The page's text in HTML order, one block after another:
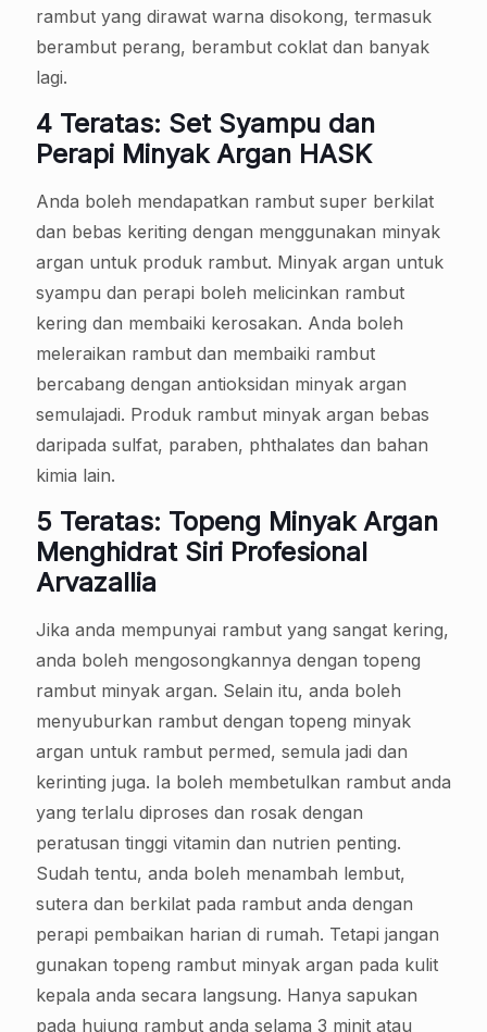
rambut yang dirawat warna disokong, termasuk
berambut perang, berambut coklat dan banyak
lagi.
4 Teratas: Set Syampu dan
Perapi Minyak Argan HASK
Anda boleh mendapatkan rambut super berkilat
dan bebas keriting dengan menggunakan minyak
argan untuk produk rambut. Minyak argan untuk
syampu dan perapi boleh melicinkan rambut
kering dan membaiki kerosakan. Anda boleh
meleraikan rambut dan membaiki rambut
bercabang dengan antioksidan minyak argan
semulajadi. Produk rambut minyak argan bebas
daripada sulfat, paraben, phthalates dan bahan
kimia lain.
5 Teratas: Topeng Minyak Argan
Menghidrat Siri Profesional
Arvazallia
Jika anda mempunyai rambut yang sangat kering,
anda boleh mengosongkannya dengan topeng
rambut minyak argan. Selain itu, anda boleh
menyuburkan rambut dengan topeng minyak
argan untuk rambut permed, semula jadi dan
kerinting juga. Ia boleh membetulkan rambut anda
yang terlalu diproses dan rosak dengan
peratusan tinggi vitamin dan nutrien penting.
Sudah tentu, anda boleh menambah lembut,
sutera dan berkilat pada rambut anda dengan
perapi pembaikan harian di rumah. Tetapi jangan
gunakan topeng rambut minyak argan pada kulit
kepala anda secara langsung. Hanya sapukan
pada hujung rambut anda selama 3 minit atau